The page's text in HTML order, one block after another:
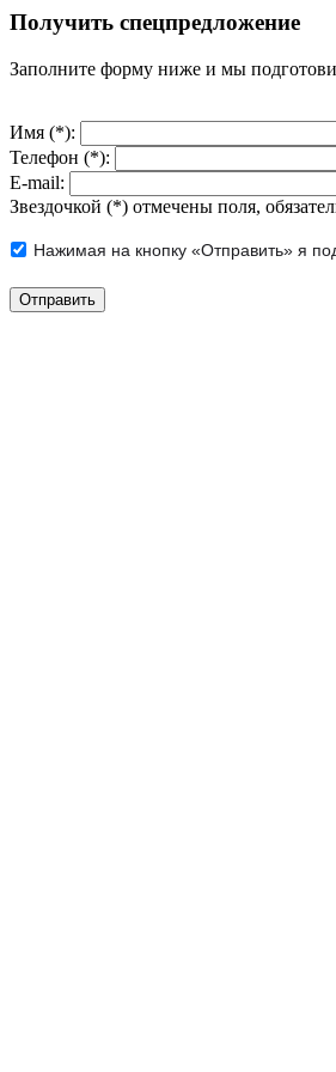
Получить спецпредложение
Заполните форму ниже и мы
Имя (*):
Телефон (*):
E-mail:
Звездочкой (*) отмечены поля,
Нажимая на кнопку «Отправить» я